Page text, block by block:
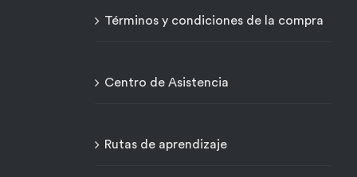
Términos y condiciones de la compra
Centro de Asistencia
Rutas de aprendizaje